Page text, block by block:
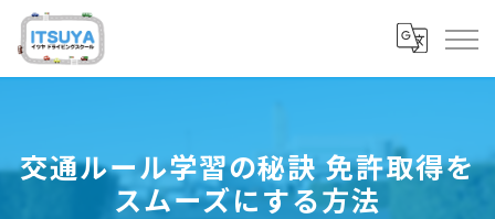
交通ルール学習の秘訣 免許取得を
スムーズにする方法